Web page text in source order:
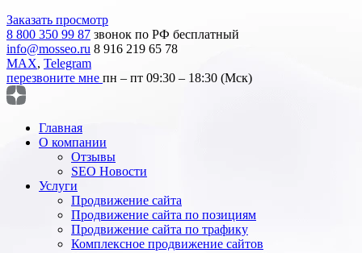
Заказать просмотр
8 800 350 99 87 звонок по РФ бесплатный
info@mosseo.ru 8 916 219 65 78
MAX, Telegram
перезвоните мне пн – пт 09:30 – 18:30 (Мск)
Главная
О компании
Отзывы
SEO Новости
Услуги
Продвижение сайта
Продвижение сайта по позициям
Продвижение сайта по трафику
Комплексное продвижение сайтов